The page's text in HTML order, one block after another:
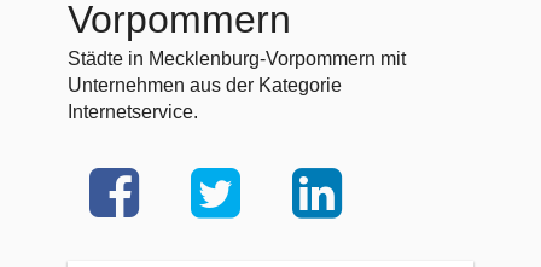
Vorpommern
Städte in Mecklenburg-Vorpommern mit
Unternehmen aus der Kategorie
Internetservice.